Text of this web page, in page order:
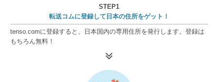
STEP1
転送コムに登録して日本の住所をゲット！
tenso.comに登録すると、日本国内の専用住所を発行します。登録は
もちろん無料！